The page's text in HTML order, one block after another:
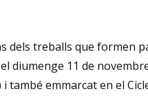
dels treballs que
11 de
emmarcat en el